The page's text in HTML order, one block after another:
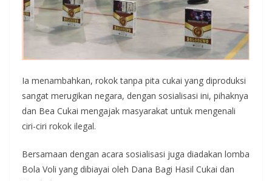
Ia menambahkan, rokok tanpa pita cukai yang diproduksi
sangat merugikan negara, dengan sosialisasi ini, pihaknya
dan Bea Cukai mengajak masyarakat untuk mengenali
ciri-ciri rokok ilegal.
Bersamaan dengan acara sosialisasi juga diadakan lomba
Bola Voli yang dibiayai oleh Dana Bagi Hasil Cukai dan